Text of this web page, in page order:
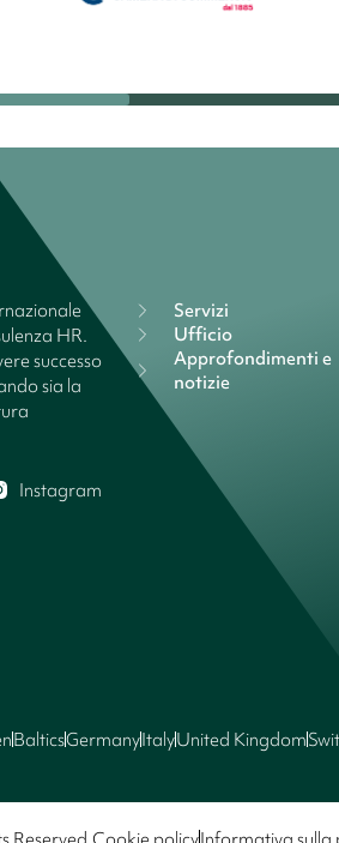
HR.
successo
sia la
Instagram
Servizi
Ufficio
Approfondimenti e
notizie
BalticsGermanyItalyUnited Kingdom